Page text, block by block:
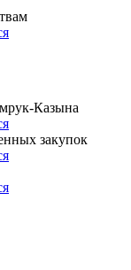
Казына
закупок